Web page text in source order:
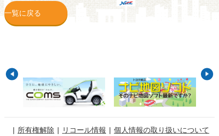
一覧に戻る
所有権解除 リコール情報
個人情報の取り扱いについて